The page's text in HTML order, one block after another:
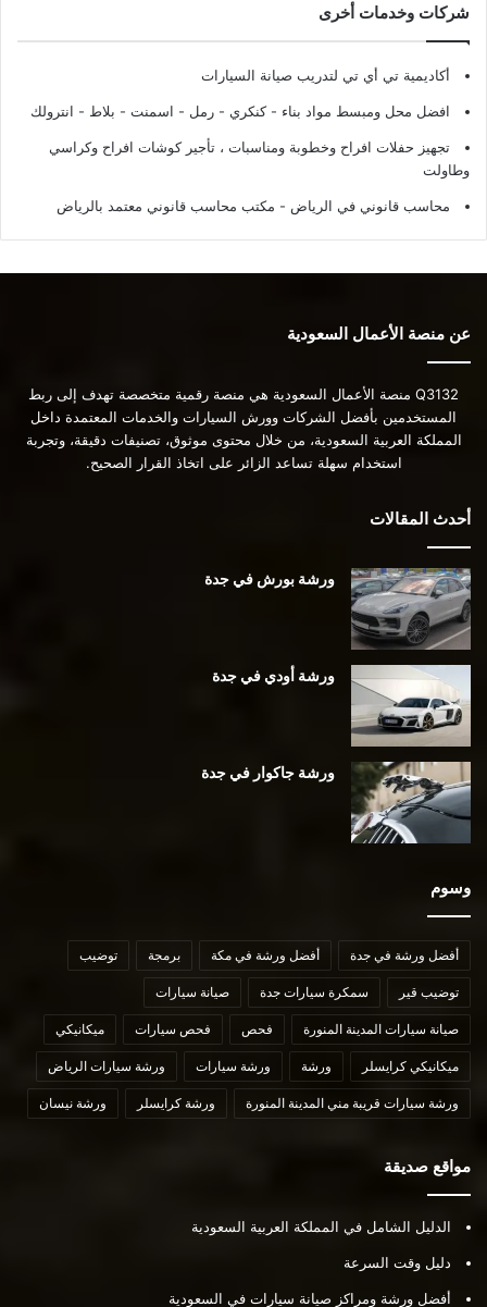
شركات وخدمات أخرى
أكاديمية تي أي تي لتدريب صيانة السيارات
افضل محل ومبسط مواد بناء - كنكري - رمل - اسمنت - بلاط - انترولك
تجهيز حفلات افراح وخطوبة ومناسبات ، تأجير كوشات افراح وكراسي
وطاولت
محاسب قانوني في الرياض - مكتب محاسب قانوني معتمد بالرياض
عن منصة الأعمال السعودية
Q3132 منصة الأعمال السعودية هي منصة رقمية متخصصة تهدف إلى ربط
المستخدمين بأفضل الشركات وورش السيارات والخدمات المعتمدة داخل
المملكة العربية السعودية، من خلال محتوى موثوق، تصنيفات دقيقة، وتجربة
استخدام سهلة تساعد الزائر على اتخاذ القرار الصحيح.
أحدث المقالات
ورشة بورش في جدة
ورشة أودي في جدة
ورشة جاكوار في جدة
وسوم
أفضل ورشة في جدة أفضل ورشة في مكة برمجة توضيب
توضيب قير سمكرة سيارات جدة صيانة سيارات
صيانة سيارات المدينة المنورة فحص فحص سيارات ميكانيكي
ميكانيكي كرايسلر ورشة ورشة سيارات ورشة سيارات الرياض
ورشة سيارات قريبة مني المدينة المنورة ورشة كرايسلر ورشة نيسان
مواقع صديقة
الدليل الشامل في المملكة العربية السعودية
دليل وقت السرعة
أفضل ورشة ومراكز صيانة سيارات في السعودية